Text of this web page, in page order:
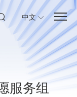
中文
服务组